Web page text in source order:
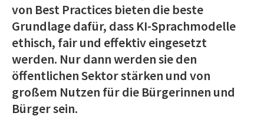
von Best Practices bieten die beste
Grundlage dafür, dass KI-Sprachmodelle
ethisch, fair und effektiv eingesetzt
werden. Nur dann werden sie den
öffentlichen Sektor stärken und von
großem Nutzen für die Bürgerinnen und
Bürger sein.